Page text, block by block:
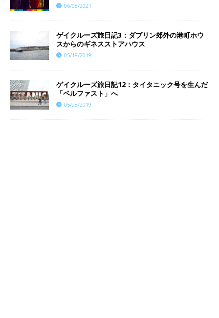
06/08/2021
ゲイクルーズ旅日記3：ダブリン郊外の港町ホウ
スからのギネスストアハウス
05/18/2019
ゲイクルーズ旅日記12：タイタニック号を生んだ
「ベルファスト」へ
05/28/2019